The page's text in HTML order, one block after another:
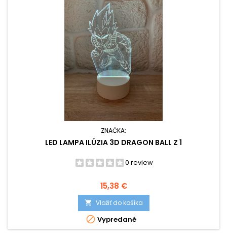
ZNAČKA:
LED LAMPA ILÚZIA 3D DRAGON BALL Z 1
0 review
Cena
15,38 €
 Vložiť do košíka
 Vypredané